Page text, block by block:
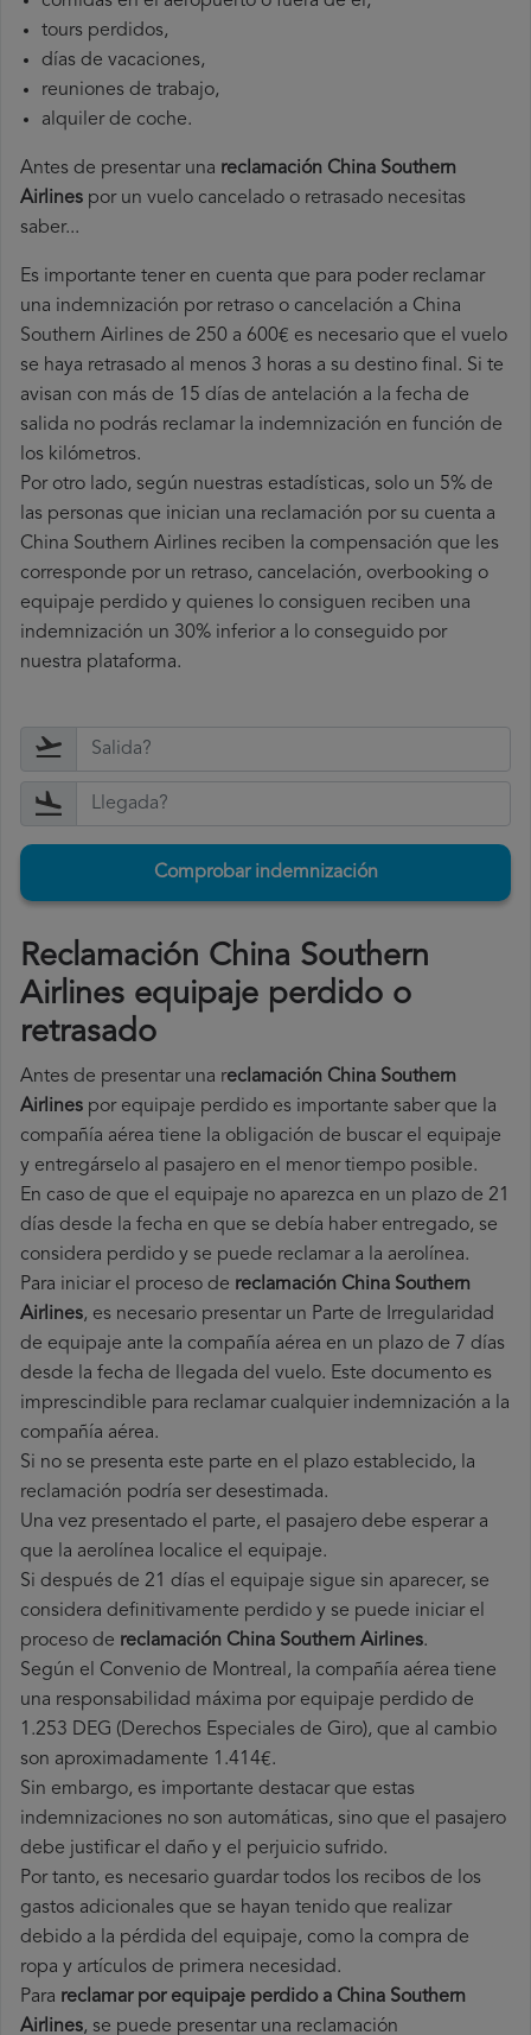
tours perdidos,
días de vacaciones,
reuniones de trabajo,
alquiler de coche.
Antes de presentar una reclamación China Southern
Airlines por un vuelo cancelado o retrasado necesitas
saber...
Es importante tener en cuenta que para poder reclamar
una indemnización por retraso o cancelación a China
Southern Airlines de 250 a 600€ es necesario que el vuelo
se haya retrasado al menos 3 horas a su destino final. Si te
avisan con más de 15 días de antelación a la fecha de
salida no podrás reclamar la indemnización en función de
los kilómetros.
Por otro lado, según nuestras estadísticas, solo un 5% de
las personas que inician una reclamación por su cuenta a
China Southern Airlines reciben la compensación que les
corresponde por un retraso, cancelación, overbooking o
equipaje perdido y quienes lo consiguen reciben una
indemnización un 30% inferior a lo conseguido por
nuestra plataforma.
Comprobar indemnización
Reclamación China Southern
Airlines equipaje perdido o
retrasado
Antes de presentar una reclamación China Southern
Airlines por equipaje perdido es importante saber que la
compañía aérea tiene la obligación de buscar el equipaje
y entregárselo al pasajero en el menor tiempo posible.
En caso de que el equipaje no aparezca en un plazo de 21
días desde la fecha en que se debía haber entregado, se
considera perdido y se puede reclamar a la aerolínea.
Para iniciar el proceso de reclamación China Southern
Airlines, es necesario presentar un Parte de Irregularidad
de equipaje ante la compañía aérea en un plazo de 7 días
desde la fecha de llegada del vuelo. Este documento es
imprescindible para reclamar cualquier indemnización a la
compañía aérea.
Si no se presenta este parte en el plazo establecido, la
reclamación podría ser desestimada.
Una vez presentado el parte, el pasajero debe esperar a
que la aerolínea localice el equipaje.
Si después de 21 días el equipaje sigue sin aparecer, se
considera definitivamente perdido y se puede iniciar el
proceso de reclamación China Southern Airlines.
Según el Convenio de Montreal, la compañía aérea tiene
una responsabilidad máxima por equipaje perdido de
1.253 DEG (Derechos Especiales de Giro), que al cambio
son aproximadamente 1.414€.
Sin embargo, es importante destacar que estas
indemnizaciones no son automáticas, sino que el pasajero
debe justificar el daño y el perjuicio sufrido.
Por tanto, es necesario guardar todos los recibos de los
gastos adicionales que se hayan tenido que realizar
debido a la pérdida del equipaje, como la compra de
ropa y artículos de primera necesidad.
Para reclamar por equipaje perdido a China Southern
Airlines, se puede presentar una reclamación